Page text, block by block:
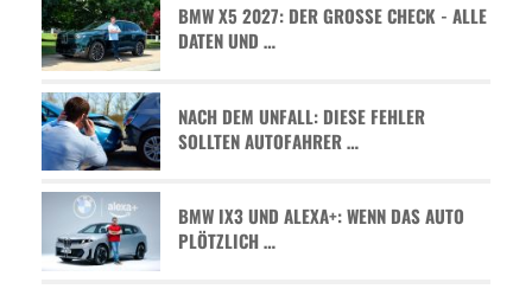
BMW X5 2027: DER GROSSE CHECK - ALLE D
ATEN UND …
NACH DEM UNFALL: DIESE FEHLER
SOLLTEN AUTOFAHRER …
BMW IX3 UND ALEXA+: WENN DAS AUTO
PLÖTZLICH …